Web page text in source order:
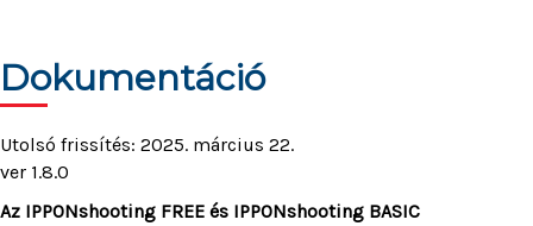
Dokumentáció
Utolsó frissítés: 2025. március 22.
ver 1.8.0
Az IPPONshooting FREE és IPPONshooting BASIC